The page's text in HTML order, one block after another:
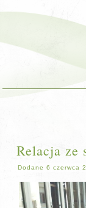
Relacja ze
Dodane 6 czerwca